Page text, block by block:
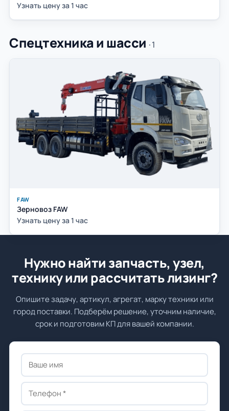
Узнать цену за 1 час
Спецтехника и шасси · 1
FAW
Зерновоз FAW
Узнать цену за 1 час
Нужно найти запчасть, узел,
технику или рассчитать лизинг?
Опишите задачу, артикул, агрегат, марку техники или
город поставки. Подберём решение, уточним наличие,
срок и подготовим КП для вашей компании.